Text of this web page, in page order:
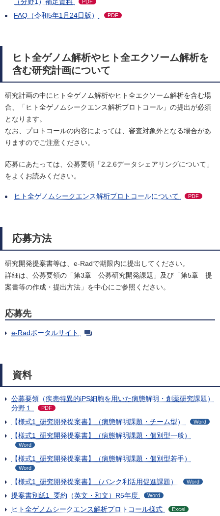
PDF
FAQ（令和5年1月24日版） PDF
ヒト全ゲノム解析やヒト全エクソーム解析を
含む研究計画について
研究計画の中にヒト全ゲノム解析やヒト全エクソーム解析を含む場
合、「ヒト全ゲノムシークエンス解析プロトコール」の提出が必須
となります。
なお、プロトコールの内容によっては、審査対象外となる場合があ
りますのでご注意ください。
応募にあたっては、公募要領「2.2.6データシェアリングについて」
をよくお読みください。
ヒト全ゲノムシークエンス解析プロトコールについて PDF
応募方法
研究開発提案書等は、e-Radで期限内に提出してください。
詳細は、公募要領の「第3章 公募研究開発課題」及び「第5章 提
案書等の作成・提出方法」を中心にご参照ください。
応募先
e-Radポータルサイト
資料
公募要領（疾患特異的iPS細胞を用いた病態解明・創薬研究課題）
分野１
PDF
【様式1_研究開発提案書】（病態解明課題・チーム型） Word
【様式1_研究開発提案書】（病態解明課題・個別型一般）
Word
【様式1_研究開発提案書】（病態解明課題・個別型若手）
Word
【様式1_研究開発提案書】（バンク利活用促進課題） Word
提案書別紙1_要約（英文・和文）R5年度 Word
ヒト全ゲノムシークエンス解析プロトコール様式 Excel